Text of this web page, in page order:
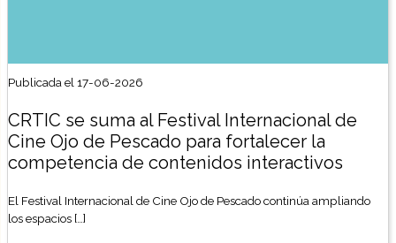
Publicada el 17-06-2026
CRTIC se suma al Festival Internacional de
Cine Ojo de Pescado para fortalecer la
competencia de contenidos interactivos
El Festival Internacional de Cine Ojo de Pescado continúa ampliando
los espacios […]